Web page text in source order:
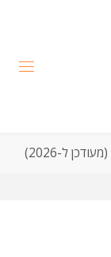
ל-2026)